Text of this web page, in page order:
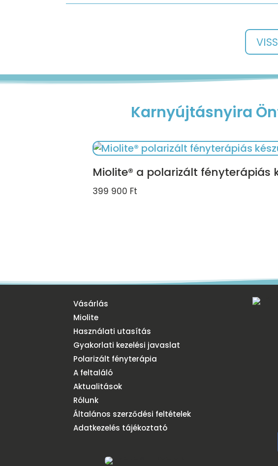
Karnyújtásnyira
Miolite® a polarizált fényterápiás
399 900 Ft
Vásárlás
Miolite
Használati utasítás
Gyakorlati kezelési javaslat
Polarizált fényterápia
A feltaláló
Aktualitások
Rólunk
Általános szerződési feltételek
Adatkezelés tájékoztató